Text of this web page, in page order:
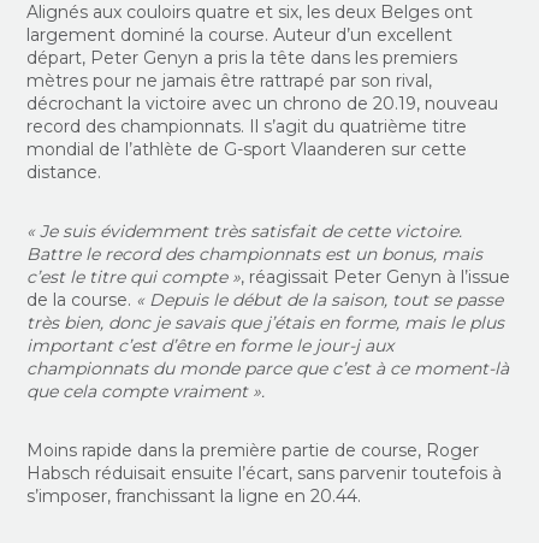
Alignés aux couloirs quatre et six, les deux Belges ont
largement dominé la course. Auteur d’un excellent
départ, Peter Genyn a pris la tête dans les premiers
mètres pour ne jamais être rattrapé par son rival,
décrochant la victoire avec un chrono de 20.19, nouveau
record des championnats. Il s’agit du quatrième titre
mondial de l’athlète de G-sport Vlaanderen sur cette
distance.
« Je suis évidemment très satisfait de cette victoire.
Battre le record des championnats est un bonus, mais
c’est le titre qui compte », réagissait Peter Genyn à l’issue
de la course. « Depuis le début de la saison, tout se passe
très bien, donc je savais que j’étais en forme, mais le plus
important c’est d’être en forme le jour-j aux
championnats du monde parce que c’est à ce moment-là
que cela compte vraiment ».
Moins rapide dans la première partie de course, Roger
Habsch réduisait ensuite l’écart, sans parvenir toutefois à
s’imposer, franchissant la ligne en 20.44.